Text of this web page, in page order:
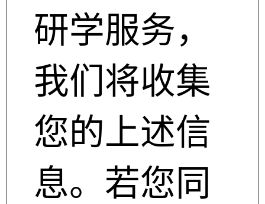
研学服务，
我们将收集
您的上述信
息。若您同